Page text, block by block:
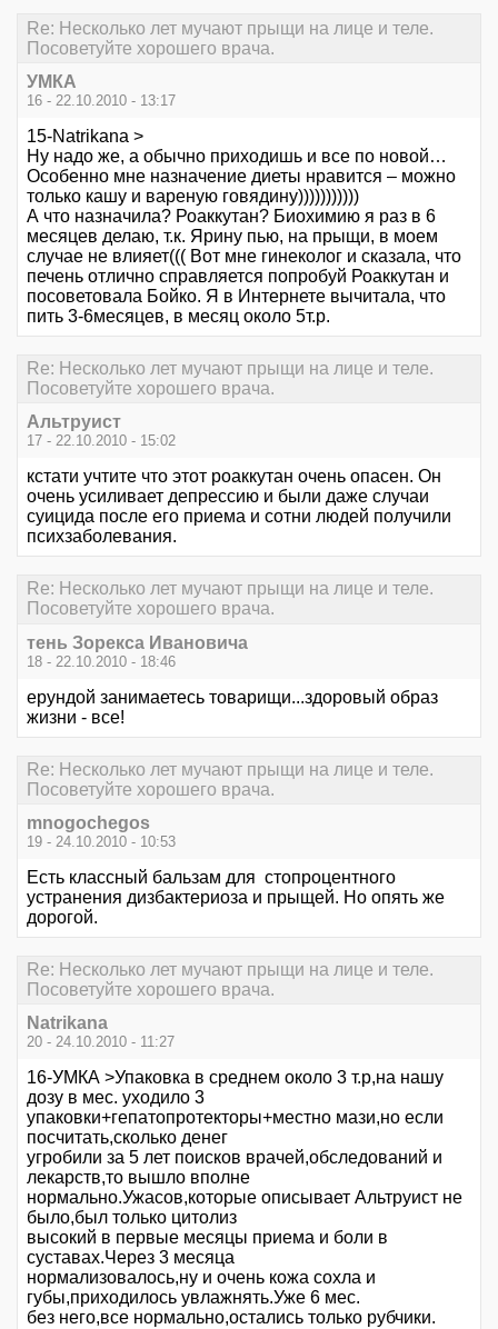
Re: Несколько лет мучают прыщи на лице и теле.
Посоветуйте хорошего врача.
УМКА
16 - 22.10.2010 - 13:17
15-Natrikana >
Ну надо же, а обычно приходишь и все по новой…
Особенно мне назначение диеты нравится – можно
только кашу и вареную говядину)))))))))))
А что назначила? Роаккутан? Биохимию я раз в 6
месяцев делаю, т.к. Ярину пью, на прыщи, в моем
случае не влияет((( Вот мне гинеколог и сказала, что
печень отлично справляется попробуй Роаккутан и
посоветовала Бойко. Я в Интернете вычитала, что
пить 3-6месяцев, в месяц около 5т.р.
Re: Несколько лет мучают прыщи на лице и теле.
Посоветуйте хорошего врача.
Альтруист
17 - 22.10.2010 - 15:02
кстати учтите что этот роаккутан очень опасен. Он
очень усиливает депрессию и были даже случаи
суицида после его приема и сотни людей получили
психзаболевания.
Re: Несколько лет мучают прыщи на лице и теле.
Посоветуйте хорошего врача.
тень Зорекса Ивановича
18 - 22.10.2010 - 18:46
ерундой занимаетесь товарищи...здоровый образ
жизни - все!
Re: Несколько лет мучают прыщи на лице и теле.
Посоветуйте хорошего врача.
mnogochegos
19 - 24.10.2010 - 10:53
Есть классный бальзам для стопроцентного
устранения дизбактериоза и прыщей. Но опять же
дорогой.
Re: Несколько лет мучают прыщи на лице и теле.
Посоветуйте хорошего врача.
Natrikana
20 - 24.10.2010 - 11:27
16-УМКА >Упаковка в среднем около 3 т.р,на нашу
дозу в мес. уходило 3
упаковки+гепатопротекторы+местно мази,но если
посчитать,сколько денег
угробили за 5 лет поисков врачей,обследований и
лекарств,то вышло вполне
нормально.Ужасов,которые описывает Альтруист не
было,был только цитолиз
высокий в первые месяцы приема и боли в
суставах.Через 3 месяца
нормализовалось,ну и очень кожа сохла и
губы,приходилось увлажнять.Уже 6 мес.
без него,все нормально,остались только рубчики.